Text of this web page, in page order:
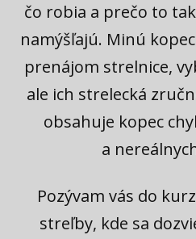
čo robia a prečo to
namýšľajú. Minú
prenájom strelnice,
ale ich strelecká
obsahuje kopec
a
Pozývam vás do
streľby, kde sa